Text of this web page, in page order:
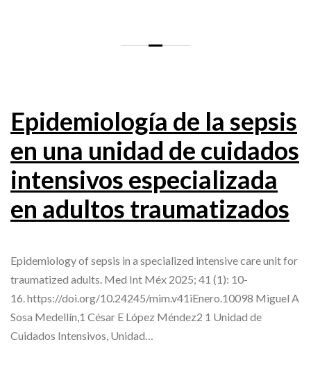
Epidemiología de la sepsis
en una unidad de cuidados
intensivos especializada
en adultos traumatizados
Epidemiology of sepsis in a specialized intensive care unit for
traumatized adults. Med Int Méx 2025; 41 (1): 10-
16. https://doi.org/10.24245/mim.v41iEnero.10098 Miguel A
Sosa Medellín,1 César E López Méndez2 1 Unidad de
Cuidados Intensivos, Unidad…